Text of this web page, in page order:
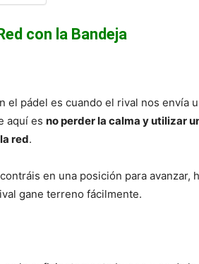
con la Bandeja
el pádel es cuando el rival nos envía
aquí es no perder la calma y utilizar
red.
en una posición para avanzar,
gane terreno fácilmente.